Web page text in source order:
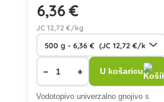
6,36 €
JC12,72 €/kg
− + U košaricu
Vodotopivo univerzalno gnojivo s